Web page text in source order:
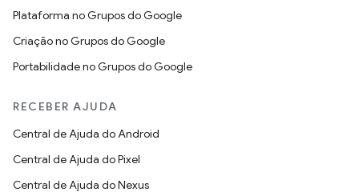
Plataforma no Grupos do Google
Criação no Grupos do Google
Portabilidade no Grupos do Google
RECEBER AJUDA
Central de Ajuda do Android
Central de Ajuda do Pixel
Central de Ajuda do Nexus